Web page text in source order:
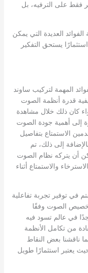
فقط على الترفيه، بل
العديدة التي يمكن
يستحق التفكير
المهمة لتركيب ساوند
قدرة أنظمة الصوت
كان ذلك خلال مشاهدة
إلى أهمية جودة الصوت
الاستمتاع بتفاصيل
إلى ذلك، تم
أن يتركه نظام الصوت
والاستمتاع أثناء
في توفير تجربة تفاعلية
الصوت وفقًا
في عالم تسود فيه
من تكامل الأنظمة
ناقشنا بعض النقاط
يعتبر استثمارًا طويل